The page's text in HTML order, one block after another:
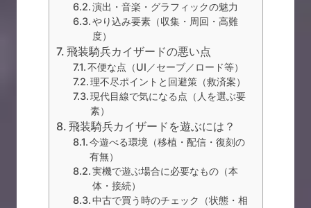
演出・音楽・グラフィックの魅力
やり込み要素（収集・周回・高難
度）
飛装騎兵カイザードの悪い点
不便な点（UI／セーブ／ロード等）
理不尽ポイントと回避策（救済案）
現代目線で気になる点（人を選ぶ要
素）
飛装騎兵カイザードを遊ぶには？
今遊べる環境（移植・配信・復刻の
有無）
実機で遊ぶ場合に必要なもの（本
体・接続）
中古で買う時のチェック（状態・相